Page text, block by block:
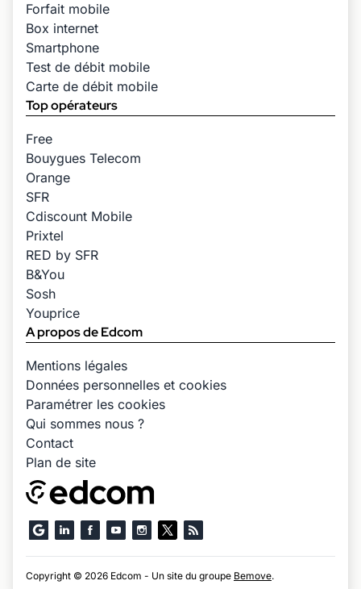
Forfait mobile
Box internet
Smartphone
Test de débit mobile
Carte de débit mobile
Top opérateurs
Free
Bouygues Telecom
Orange
SFR
Cdiscount Mobile
Prixtel
RED by SFR
B&You
Sosh
Youprice
A propos de Edcom
Mentions légales
Données personnelles et cookies
Paramétrer les cookies
Qui sommes nous ?
Contact
Plan de site
Copyright © 2026 Edcom - Un site du groupe Bemove.